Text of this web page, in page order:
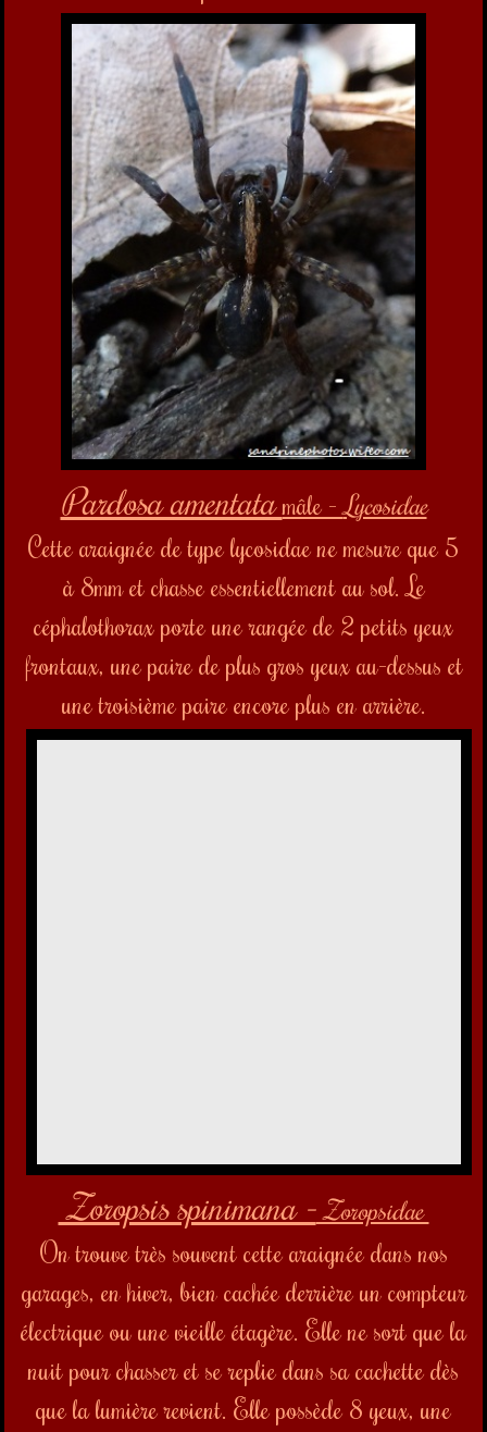
Pardosa amentatamâle -Lycosidae
Cette araignée de type lycosidae ne mesure que 5
à 8mm et chasse essentiellement au sol. Le
céphalothorax porte une rangée de 2 petits yeux
frontaux, une paire de plus gros yeux au-dessus et
une troisième paire encore plus en arrière.
forme de masque qu'elle porte sur le céphalothorax
est très caractéristique des Zoropsidae. Elle est de
couleur fauve, tachetée de noir et mesure jusqu'à
18 mm, le mâle étant légèrement plus petit. Ses
chélicères, crochets à venin, sont noires. Elle a, au
bout des pattes, des sortes de griffes qui lui
permettent de se déplacer sur presque tous les